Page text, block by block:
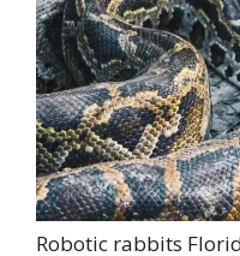
Robotic rabbits